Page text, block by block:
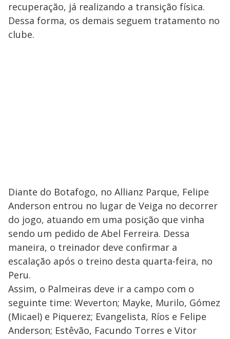
recuperação, já realizando a transição física.
Dessa forma, os demais seguem tratamento no
clube.
Diante do Botafogo, no Allianz Parque, Felipe
Anderson entrou no lugar de Veiga no decorrer
do jogo, atuando em uma posição que vinha
sendo um pedido de Abel Ferreira. Dessa
maneira, o treinador deve confirmar a
escalação após o treino desta quarta-feira, no
Peru.
Assim, o Palmeiras deve ir a campo com o
seguinte time: Weverton; Mayke, Murilo, Gómez
(Micael) e Piquerez; Evangelista, Ríos e Felipe
Anderson; Estêvão, Facundo Torres e Vitor